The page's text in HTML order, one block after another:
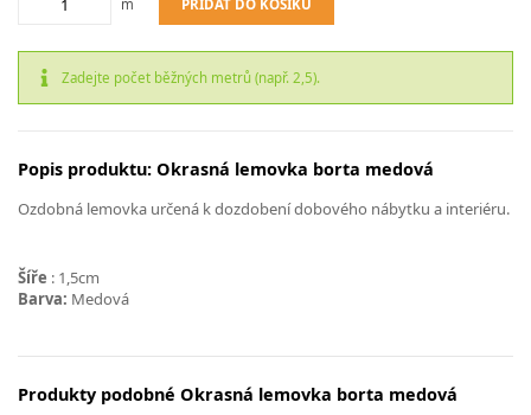
m PŘIDAT DO KOŠÍKU
Zadejte počet běžných metrů (např. 2,5).
Popis produktu: Okrasná lemovka borta medová
Ozdobná lemovka určená k dozdobení dobového nábytku a interiéru.
Šíře : 1,5cm
Barva: Medová
Produkty podobné Okrasná lemovka borta medová